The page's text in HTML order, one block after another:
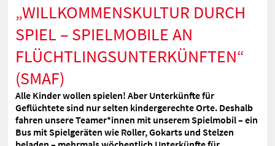
„WILLKOMMENSKULTUR DURCH
SPIEL – SPIELMOBILE AN
FLÜCHTLINGSUNTERKÜNFTEN“
(SMAF)
Alle Kinder wollen spielen! Aber Unterkünfte für
Geflüchtete sind nur selten kindergerechte Orte. Deshalb
fahren unsere Teamer*innen mit unserem Spielmobil – ein
Bus mit Spielgeräten wie Roller, Gokarts und Stelzen